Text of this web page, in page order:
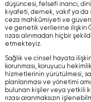
düşüncesi, felsefi inancı,
kıyafeti, dernek, vakıf ya da
ceza mahkûmiyeti ve
ve genetik verilerine ilişkin
rızası alınmadan hiçbir
etmekteyiz.
Sağlık ve cinsel hayata
korunması, koruyucu
hizmetlerinin yürütülmesi,
planlanması ve yönetimi
bulunan kişiler veya yetkili
rızası aranmaksızın